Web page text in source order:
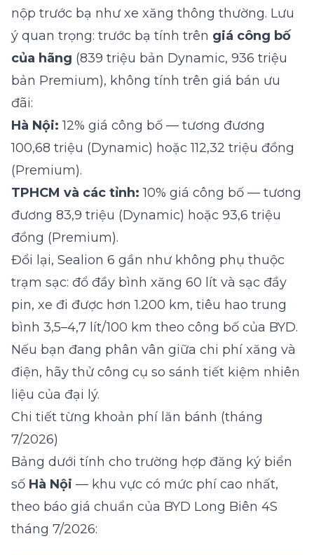
nộp trước bạ như xe xăng thông thường. Lưu
ý quan trọng: trước bạ tính trên giá công bố
của hãng (839 triệu bản Dynamic, 936 triệu
bản Premium), không tính trên giá bán ưu
đãi:
Hà Nội: 12% giá công bố — tương đương
100,68 triệu (Dynamic) hoặc 112,32 triệu đồng
(Premium).
TPHCM và các tỉnh: 10% giá công bố — tương
đương 83,9 triệu (Dynamic) hoặc 93,6 triệu
đồng (Premium).
Đổi lại, Sealion 6 gần như không phụ thuộc
trạm sạc: đổ đầy bình xăng 60 lít và sạc đầy
pin, xe đi được hơn 1.200 km, tiêu hao trung
bình 3,5–4,7 lít/100 km theo công bố của BYD.
Nếu bạn đang phân vân giữa chi phí xăng và
điện, hãy thử công cụ so sánh tiết kiệm nhiên
liệu của đại lý.
Chi tiết từng khoản phí lăn bánh (tháng
7/2026)
Bảng dưới tính cho trường hợp đăng ký biển
số Hà Nội — khu vực có mức phí cao nhất,
theo báo giá chuẩn của BYD Long Biên 4S
tháng 7/2026: